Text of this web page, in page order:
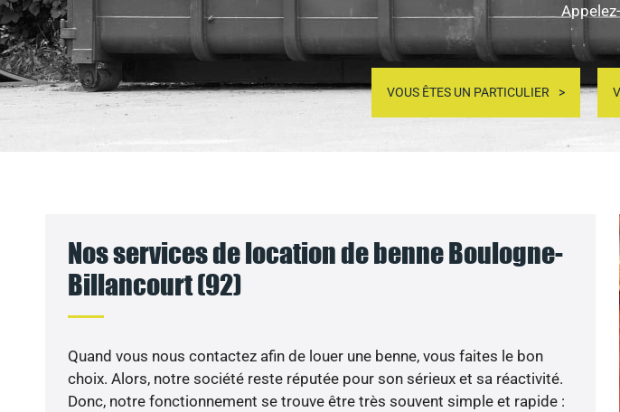
VOUS ÊTES UN PARTICULIER
Nos services de location de benne Boulogne-
Billancourt (92)
Quand vous nous contactez afin de louer une benne, vous faites le bon
choix. Alors, notre société reste réputée pour son sérieux et sa réactivité.
Donc, notre fonctionnement se trouve être très souvent simple et rapide :